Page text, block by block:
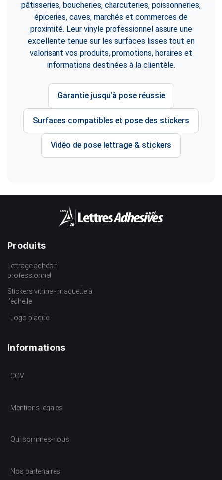
pâtisseries, boucheries, charcuteries, poissonneries,
épiceries, caves, marchés et commerces de
proximité. Leur vinyle professionnel assure une
excellente tenue sur les surfaces lisses tout en
valorisant vos produits, promotions, horaires et
informations destinées à la clientèle.
Garantie jusqu'à pose réussie
Surfaces compatibles et pose des stickers
Vidéo de pose lettrage & stickers
Produits
Lettrage adhésif
professionnel
Stickers vitrine - maquette à
l’échelle
Logo plaque
Informations
CGV
Mentions légales
Qui sommes-nous
Nos partenaires